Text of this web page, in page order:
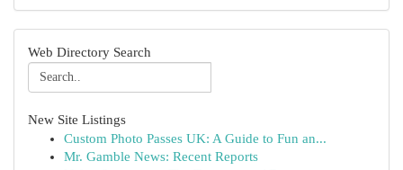
Web Directory Search
New Site Listings
Custom Photo Passes UK: A Guide to Fun an...
Mr. Gamble News: Recent Reports